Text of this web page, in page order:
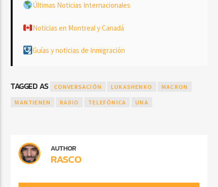
Últimas Noticias Internacionales
Noticias en Montreal y Canadá
Guías y noticias de Inmigración
TAGGED AS CONVERSACIÓN LUKASHENKO MACRON
MANTIENEN RADIO TELEFÓNICA UNA
AUTHOR
RASCO